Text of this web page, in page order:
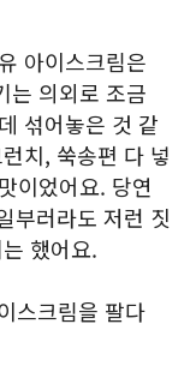
아이스크림은
는 의외로 조금
섞어놓은 것 같
치, 쑥송편 다 넣
이었어요. 당연
부러라도 저런 짓
했어요.
스크림을 팔다